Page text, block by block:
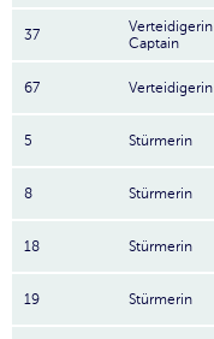
37
Verteidigerin
Captain
67 Verteidigerin
5 Stürmerin
8 Stürmerin
18 Stürmerin
19 Stürmerin